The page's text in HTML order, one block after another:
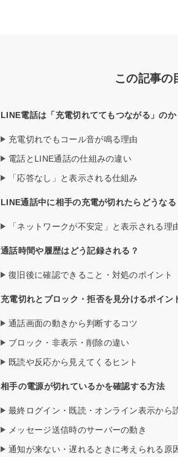
この記事の
LINE電話は「充電切れててもつながる」の
充電切れでもコール音が鳴る理由
電話とLINE通話の仕組みの違い
「応答なし」と表示される仕組み
LINE通話中に相手の充電が切れたらどうなる
「ネットワークが不安定」と表示される理
通話時間や履歴はどう記録される？
復旧後に確認できること・対処のポイント
充電切れとブロック・拒否を見分けるポイン
通話画面の動きから判断するコツ
ブロック・非表示・削除の違い
既読や反応から見えてくるヒント
相手の電源が切れているかを確認する方法
最終ログイン・既読・オンライン表示から
メッセージ送信時のサーバーの動き
通知が来ない・遅れるときに考えられる原